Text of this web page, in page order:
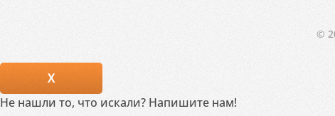
©
X
Не нашли то, что искали? Напишите нам!